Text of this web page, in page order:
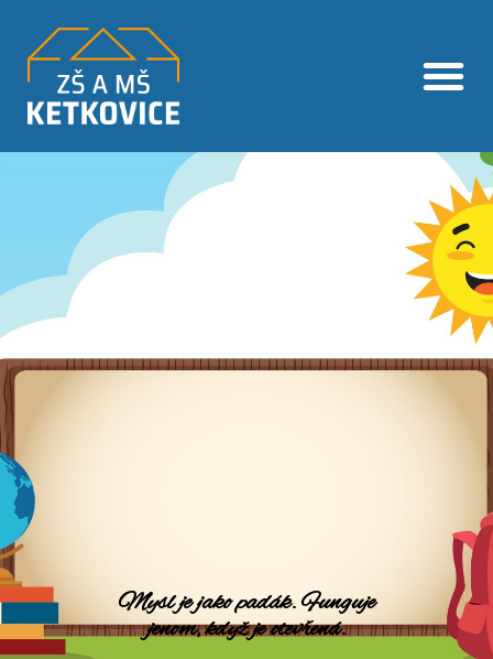
Mysl je jako padák. Funguje
jenom, když je otevřená.